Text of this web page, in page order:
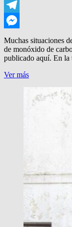
Twitter
Telegram
Messenger
Muchas situaciones
de monóxido de
publicado aquí. En
Ver másOJO
MONOXIDO!